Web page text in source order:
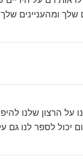
ומהעניינים
על הרצון שלנו
יכול לספר לנו גם